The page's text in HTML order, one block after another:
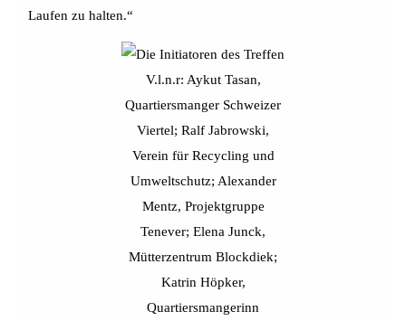
Laufen zu halten.“
V.l.n.r: Aykut Tasan,
Quartiersmanger Schweizer
Viertel; Ralf Jabrowski,
Verein für Recycling und
Umweltschutz; Alexander
Mentz, Projektgruppe
Tenever; Elena Junck,
Mütterzentrum Blockdiek;
Katrin Höpker,
Quartiersmangerinn